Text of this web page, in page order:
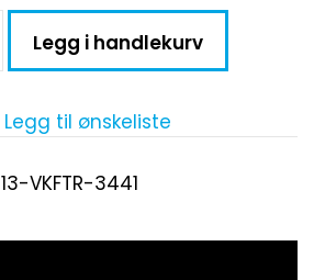
Legg i handlekurv
Legg til ønskeliste
13-VKFTR-3441